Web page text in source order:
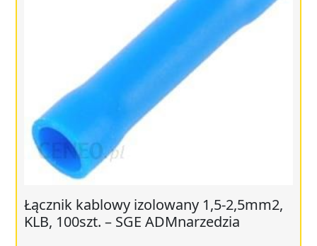
Łącznik kablowy izolowany 1,5-2,5mm2,
KLB, 100szt. – SGE ADMnarzedzia